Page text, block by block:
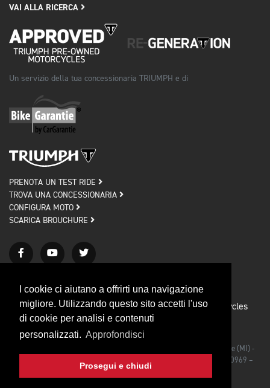
I cookie ci aiutano a offrirti una navigazione
migliore. Utilizzando questo sito accetti l'uso
di cookie per analisi e contenuti
personalizzati. Approfondisci
Prosegui e chiudi
VAI ALLA RICERCA
Un servizio della tua concessionaria TRIUMPH e di
PRENOTA UN TEST RIDE
TROVA UNA CONCESSIONARIA
CONFIGURA MOTO
SCARICA BROUCHURE
Privacy policy Cookie policy
© 2026 Triumph Motorcycles
Credits
Triumph Motorcycles Srl - Via Rodolfo Morandi, 27/bis 20090 Segrate (MI) -
Iscrizione al Registro delle Imprese di Milano C.F./P.IVA IT 03492990969 –